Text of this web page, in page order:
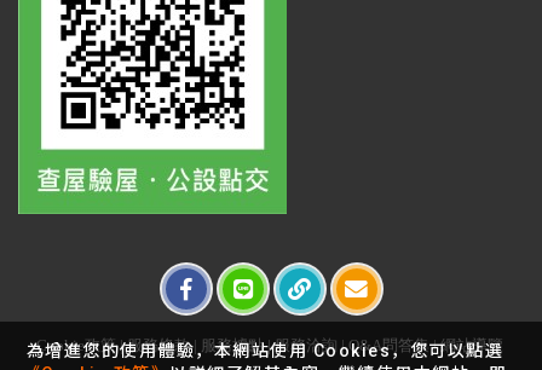
Cookie政策 |服務條款 | 服務據點 |服務洽詢 |Q&A問答集 |網站導覽
為增進您的使用體驗，本網站使用 Cookies，您可以點選